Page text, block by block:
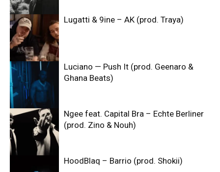
Lugatti & 9ine – AK (prod. Traya)
Luciano — Push It (prod. Geenaro &
Ghana Beats)
Ngee feat. Capital Bra – Echte Berliner
(prod. Zino & Nouh)
HoodBlaq – Barrio (prod. Shokii)